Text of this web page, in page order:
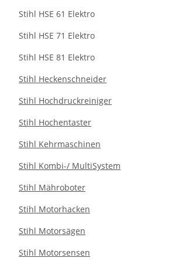
Stihl HSE 61 Elektro
Stihl HSE 71 Elektro
Stihl HSE 81 Elektro
Stihl Heckenschneider
Stihl Hochdruckreiniger
Stihl Hochentaster
Stihl Kehrmaschinen
Stihl Kombi-/ MultiSystem
Stihl Mähroboter
Stihl Motorhacken
Stihl Motorsägen
Stihl Motorsensen